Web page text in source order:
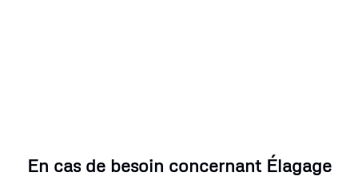
En cas de besoin concernant Élagage